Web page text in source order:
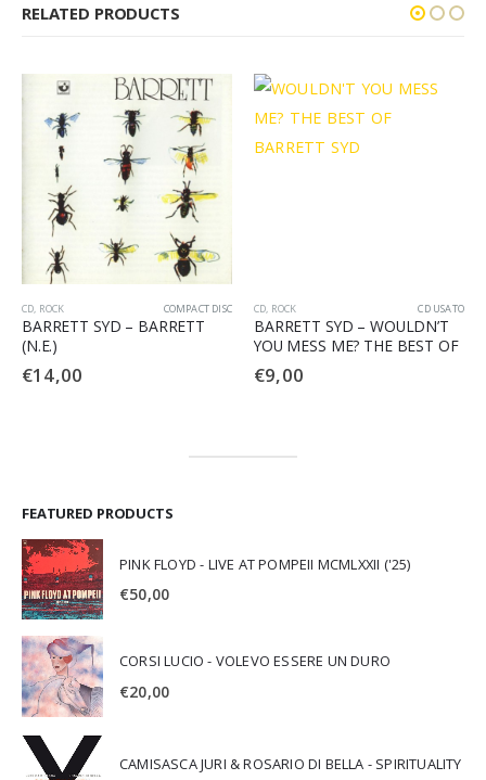
RELATED PRODUCTS
COMPACT DISC
CD ROCK
BARRETT SYD – BARRETT
(N.E.)
€14,00
CD USATO
CD ROCK
BARRETT SYD – WOULDN’T
YOU MESS ME? THE BEST OF
€9,00
FEATURED PRODUCTS
PINK FLOYD - LIVE AT POMPEII MCMLXXII ('25)
€50,00
CORSI LUCIO - VOLEVO ESSERE UN DURO
€20,00
CAMISASCA JURI & ROSARIO DI BELLA - SPIRITUALITY